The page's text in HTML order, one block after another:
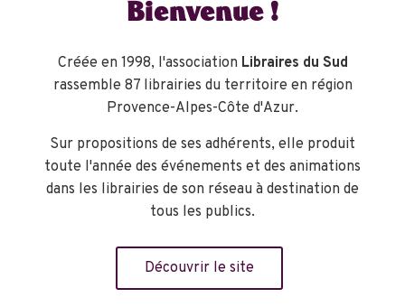
Bienvenue !
Créée en 1998, l'association Libraires du Sud
rassemble 87 librairies du territoire en région
Provence-Alpes-Côte d'Azur.
Sur propositions de ses adhérents, elle produit
toute l'année des événements et des animations
dans les librairies de son réseau à destination de
tous les publics.
Découvrir le site